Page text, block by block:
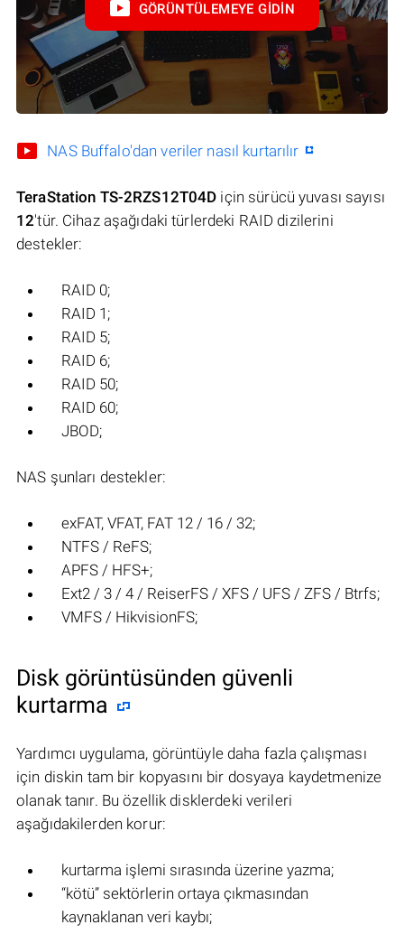
GÖRÜNTÜLEMEYE GIDIN
NAS Buffalo'dan veriler nasıl kurtarılır
TeraStation TS-2RZS12T04D için sürücü yuvası sayısı
12'tür. Cihaz aşağıdaki türlerdeki RAID dizilerini
destekler:
RAID 0;
RAID 1;
RAID 5;
RAID 6;
RAID 50;
RAID 60;
JBOD;
NAS şunları destekler:
exFAT, VFAT, FAT 12 / 16 / 32;
NTFS / ReFS;
APFS / HFS+;
Ext2 / 3 / 4 / ReiserFS / XFS / UFS / ZFS / Btrfs;
VMFS / HikvisionFS;
Disk görüntüsünden güvenli
kurtarma
Yardımcı uygulama, görüntüyle daha fazla çalışması
için diskin tam bir kopyasını bir dosyaya kaydetmenize
olanak tanır. Bu özellik disklerdeki verileri
aşağıdakilerden korur:
kurtarma işlemi sırasında üzerine yazma;
“kötü” sektörlerin ortaya çıkmasından
kaynaklanan veri kaybı;